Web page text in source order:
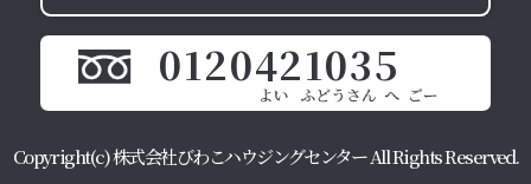
0120421035
Copyright(c) 株式会社びわこハウジングセンター All Rights Reserved.